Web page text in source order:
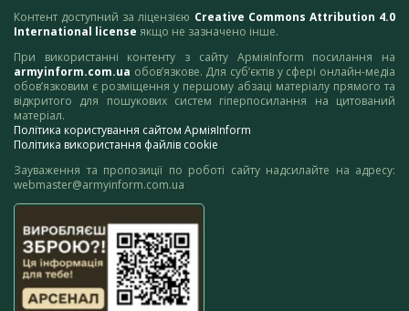
Контент доступний за ліцензією Creative Commons Attribution 4.0
International license якщо не зазначено інше.
При використанні контенту з сайту АрміяInform посилання на
armyinform.com.ua обов’язкове. Для суб’єктів у сфері онлайн-медіа
обов’язковим є розміщення у першому абзаці матеріалу прямого та
відкритого для пошукових систем гіперпосилання на цитований
матеріал.
Політика користування сайтом АрміяInform
Політика використання файлів cookie
Зауваження та пропозиції по роботі сайту надсилайте на адресу:
webmaster@armyinform.com.ua